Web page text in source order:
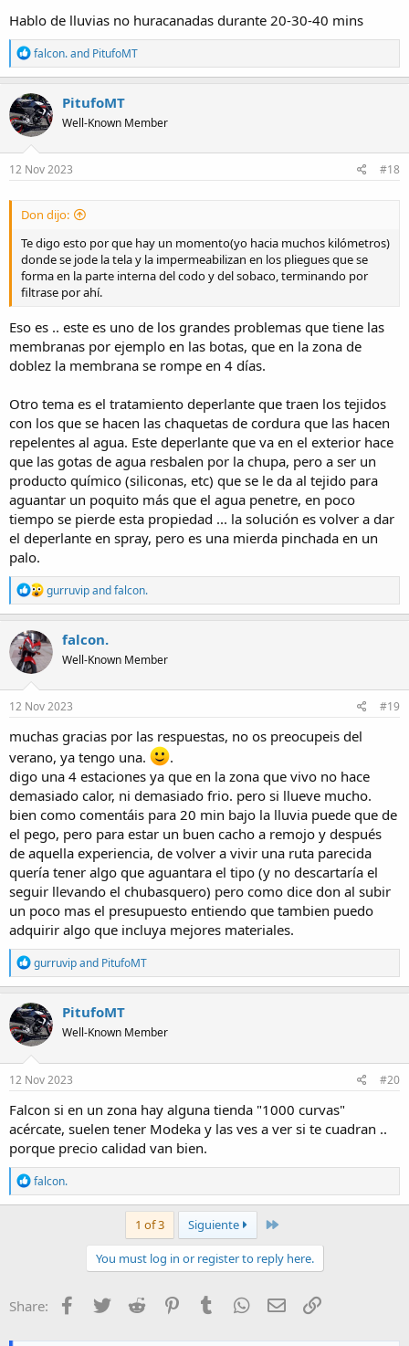
Hablo de lluvias no huracanadas durante 20-30-40 mins
R
e
a
c
t
i
o
n
s
falcon.and PitufoMT
PitufoMT
Well-Known Member
12 Nov 2023 #18
Don dijo:
Te digo esto por que hay un momento(yo hacia muchos kilómetros)
donde se jode la tela y la impermeabilizan en los pliegues que se
forma en la parte interna del codo y del sobaco, terminando por
filtrase por ahí.
Eso es .. este es uno de los grandes problemas que tiene las
membranas por ejemplo en las botas, que en la zona de
doblez la membrana se rompe en 4 días.
Otro tema es el tratamiento deperlante que traen los tejidos
con los que se hacen las chaquetas de cordura que las hacen
repelentes al agua. Este deperlante que va en el exterior hace
que las gotas de agua resbalen por la chupa, pero a ser un
producto químico (siliconas, etc) que se le da al tejido para
aguantar un poquito más que el agua penetre, en poco
tiempo se pierde esta propiedad ... la solución es volver a dar
el deperlante en spray, pero es una mierda pinchada en un
palo.
R
e
a
c
t
i
n
s
gurruvipandfalcon.
falcon.
Well-Known Member
12 Nov 2023 #19
muchas gracias por las respuestas, no os preocupeis del
verano, ya tengo una.
.
digo una 4 estaciones ya que en la zona que vivo no hace
demasiado calor, ni demasiado frio. pero si llueve mucho.
bien como comentáis para 20 min bajo la lluvia puede que de
el pego, pero para estar un buen cacho a remojo y después
de aquella experiencia, de volver a vivir una ruta parecida
quería tener algo que aguantara el tipo (y no descartaría el
seguir llevando el chubasquero) pero como dice don al subir
un poco mas el presupuesto entiendo que tambien puedo
adquirir algo que incluya mejores materiales.
R
e
a
c
t
i
o
n
s
gurruvipand PitufoMT
PitufoMT
Well-Known Member
12 Nov 2023 #20
Falcon si en un zona hay alguna tienda "1000 curvas"
acércate, suelen tener Modeka y las ves a ver si te cuadran ..
porque precio calidad van bien.
R
e
a
:
falcon.
1 of 3 Siguiente Last
You must log in or register to reply here.
Share: Facebook
TwitterReddit PinterestTumblrWhatsApp
E-mailEnlace